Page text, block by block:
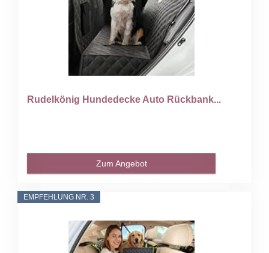
Rudelkönig Hundedecke Auto Rückbank...
Zum Angebot
EMPFEHLUNG NR. 3